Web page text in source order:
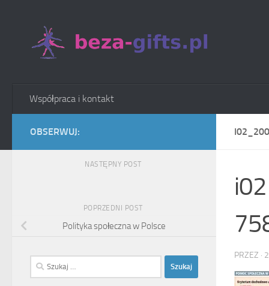
Współpraca i kontakt
PRZEZ ·
OBSERWUJ:
NASTĘPNY POST
POPRZEDNI POST
Polityka społeczna w Polsce
Szukaj: